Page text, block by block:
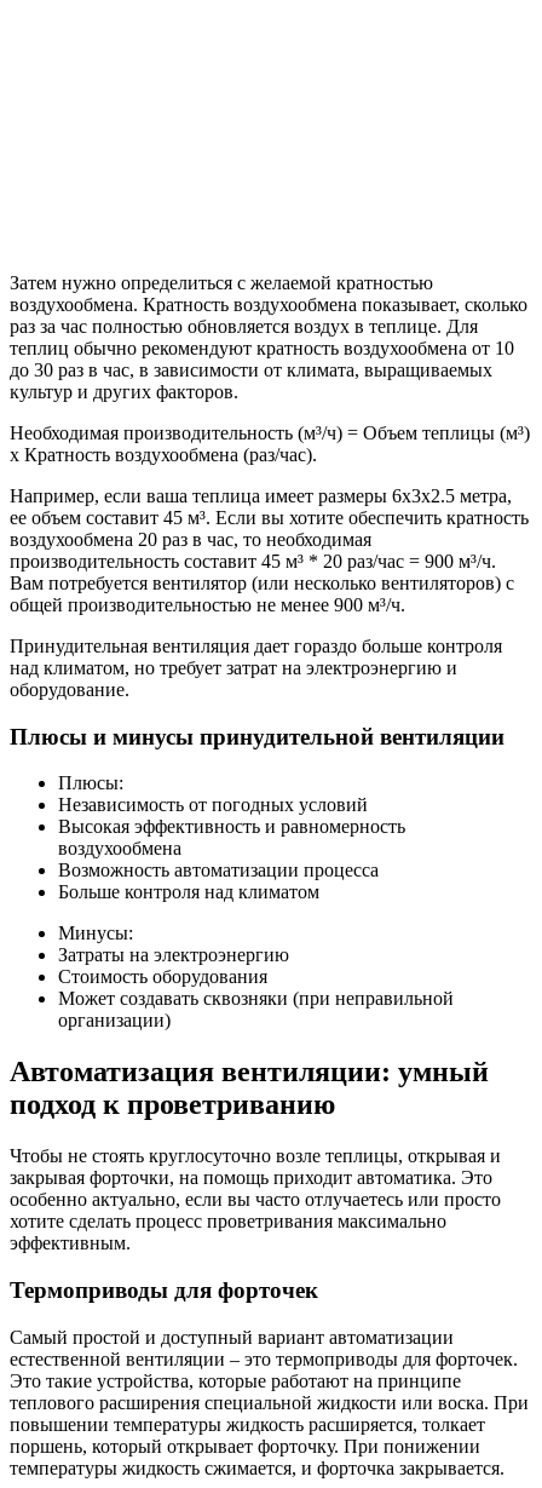
Затем нужно определиться с желаемой кратностью
воздухообмена. Кратность воздухообмена показывает, сколько
раз за час полностью обновляется воздух в теплице. Для
теплиц обычно рекомендуют кратность воздухообмена от 10
до 30 раз в час, в зависимости от климата, выращиваемых
культур и других факторов.
Необходимая производительность (м³/ч) = Объем теплицы (м³)
х Кратность воздухообмена (раз/час).
Например, если ваша теплица имеет размеры 6х3х2.5 метра,
ее объем составит 45 м³. Если вы хотите обеспечить кратность
воздухообмена 20 раз в час, то необходимая
производительность составит 45 м³ * 20 раз/час = 900 м³/ч.
Вам потребуется вентилятор (или несколько вентиляторов) с
общей производительностью не менее 900 м³/ч.
Принудительная вентиляция дает гораздо больше контроля
над климатом, но требует затрат на электроэнергию и
оборудование.
Плюсы и минусы принудительной вентиляции
Плюсы:
Независимость от погодных условий
Высокая эффективность и равномерность
воздухообмена
Возможность автоматизации процесса
Больше контроля над климатом
Минусы:
Затраты на электроэнергию
Стоимость оборудования
Может создавать сквозняки (при неправильной
организации)
Автоматизация вентиляции: умный
подход к проветриванию
Чтобы не стоять круглосуточно возле теплицы, открывая и
закрывая форточки, на помощь приходит автоматика. Это
особенно актуально, если вы часто отлучаетесь или просто
хотите сделать процесс проветривания максимально
эффективным.
Термоприводы для форточек
Самый простой и доступный вариант автоматизации
естественной вентиляции – это термоприводы для форточек.
Это такие устройства, которые работают на принципе
теплового расширения специальной жидкости или воска. При
повышении температуры жидкость расширяется, толкает
поршень, который открывает форточку. При понижении
температуры жидкость сжимается, и форточка закрывается.